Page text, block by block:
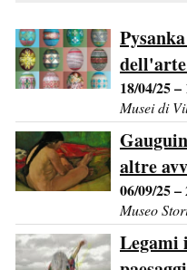
18/04/25 –
Musei di
altre
06/09/25 –
Museo
Legami